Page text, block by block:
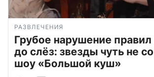
РАЗВЛЕЧЕНИЯ
Грубое нарушение правил
до слёз: звезды чуть не
шоу «Большой куш»